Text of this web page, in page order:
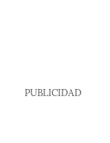
PUBLICIDAD